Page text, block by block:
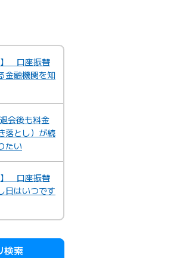
】 口座振替
金融機関を知
会後も料金
落とし）が続
たい
】 口座振替
日はいつです
検索